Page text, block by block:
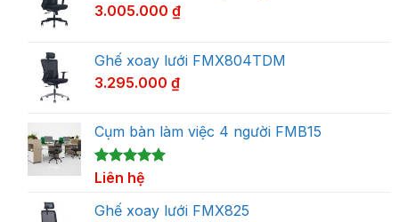
3.005.000 ₫
Ghế xoay lưới FMX804TDM
3.295.000 ₫
Cụm bàn làm việc 4 người FMB15
5.00trên 5
dựa trên
1
đánh giá
Liên hệ
Ghế xoay lưới FMX825